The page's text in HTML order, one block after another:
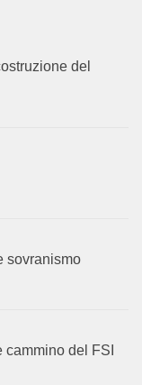
del
sovranismo
cammino del FSI